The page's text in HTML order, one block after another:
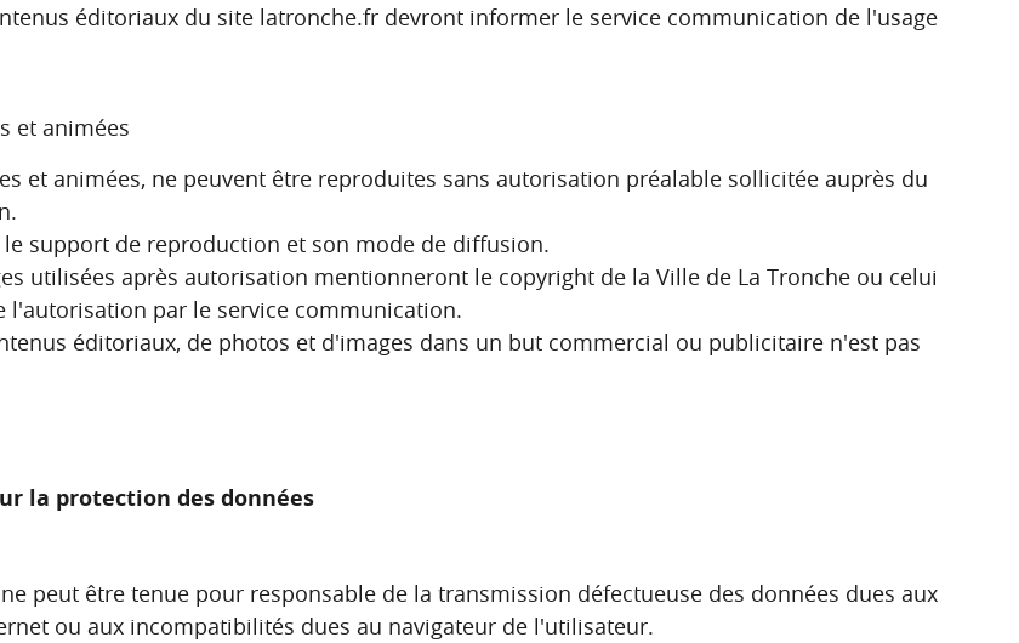
éditoriaux du site latronche.fr devront informer le service communication de l'usage
et animées
et animées, ne peuvent être reproduites sans autorisation préalable sollicitée auprès du
le support de reproduction et son mode de diffusion.
utilisées après autorisation mentionneront le copyright de la Ville de La Tronche ou celui
l'autorisation par le service communication.
éditoriaux, de photos et d'images dans un but commercial ou publicitaire n'est pas
la protection des données
peut être tenue pour responsable de la transmission défectueuse des données dues aux
ou aux incompatibilités dues au navigateur de l'utilisateur.